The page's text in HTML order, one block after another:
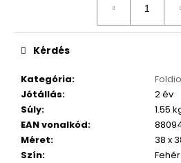
Kategória:
Foldio
Jótállás:
2 év
Súly:
1.55
EAN vonalkód:
Méret:
38 x
Szín: Fehér
Kérdés